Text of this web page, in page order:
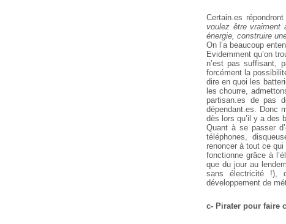
Certain.es
voulez être vraiment
énergie, construire
On l’a beaucoup
Evidemment qu’on
n’est pas suffisant,
forcément la
dire en quoi les
les chourre,
partisan.es de pas
dépendant.es. Donc
dès lors qu’il y a des
Quant à se passer
téléphones,
renoncer à tout ce
fonctionne grâce à
que du jour au
sans électricité !),
développement de
c- Pirater pour faire